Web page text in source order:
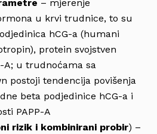
– mjerenje
u krvi trudnice, to su
hCG-a (humani
protein svojstven
A; u trudnoćama sa
postoji tendencija povišenja
beta podjedinice hCG-a i
PAPP-A
rizik i kombinirani probir) –